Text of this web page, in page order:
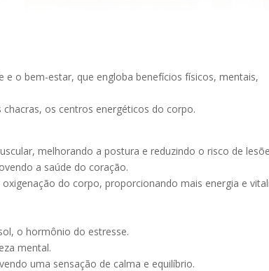
o bem-estar, que engloba benefícios físicos, mentais,
os centros energéticos do corpo.
melhorando a postura e reduzindo o risco de
a saúde do coração.
do corpo, proporcionando mais energia e
o hormônio do estresse.
mental.
uma sensação de calma e equilíbrio.